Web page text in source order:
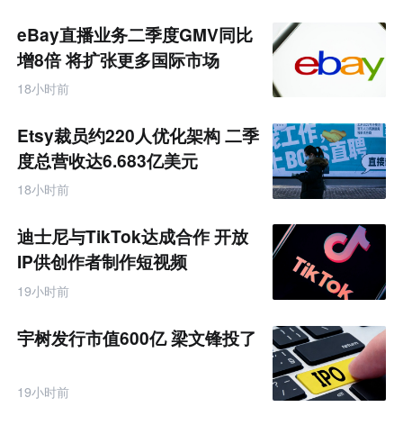
eBay直播业务二季度GMV同比
增8倍 将扩张更多国际市场
18小时前
Etsy裁员约220人优化架构 二季
度总营收达6.683亿美元
18小时前
迪士尼与TikTok达成合作 开放
IP供创作者制作短视频
19小时前
宇树发行市值600亿 梁文锋投了
19小时前